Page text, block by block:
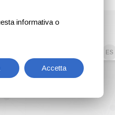
esclusivi
ES
informativa o
Accetta